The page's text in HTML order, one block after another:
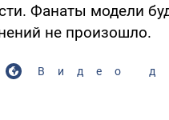
Фанаты модели
не произошло.
Видео